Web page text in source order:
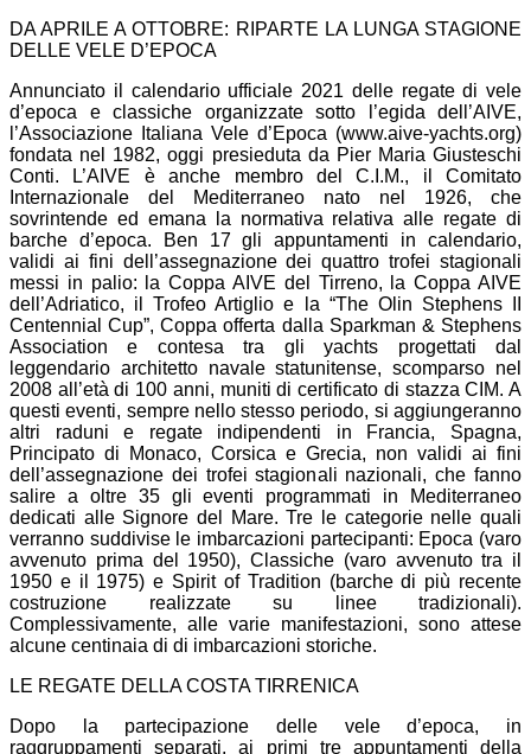
DA APRILE A OTTOBRE: RIPARTE LA LUNGA STAGIONE
DELLE VELE D’EPOCA
Annunciato il calendario ufficiale 2021 delle regate di vele
d’epoca e classiche organizzate sotto l’egida dell’AIVE,
l’Associazione Italiana Vele d’Epoca (www.aive-yachts.org)
fondata nel 1982, oggi presieduta da Pier Maria Giusteschi
Conti. L’AIVE è anche membro del C.I.M., il Comitato
Internazionale del Mediterraneo nato nel 1926, che
sovrintende ed emana la normativa relativa alle regate di
barche d’epoca. Ben 17 gli appuntamenti in calendario,
validi ai fini dell’assegnazione dei quattro trofei stagionali
messi in palio: la Coppa AIVE del Tirreno, la Coppa AIVE
dell’Adriatico, il Trofeo Artiglio e la “The Olin Stephens II
Centennial Cup”, Coppa offerta dalla Sparkman & Stephens
Association e contesa tra gli yachts progettati dal
leggendario architetto navale statunitense, scomparso nel
2008 all’età di 100 anni, muniti di certificato di stazza CIM. A
questi eventi, sempre nello stesso periodo, si aggiungeranno
altri raduni e regate indipendenti in Francia, Spagna,
Principato di Monaco, Corsica e Grecia, non validi ai fini
dell’assegnazione dei trofei stagionali nazionali, che fanno
salire a oltre 35 gli eventi programmati in Mediterraneo
dedicati alle Signore del Mare. Tre le categorie nelle quali
verranno suddivise le imbarcazioni partecipanti: Epoca (varo
avvenuto prima del 1950), Classiche (varo avvenuto tra il
1950 e il 1975) e Spirit of Tradition (barche di più recente
costruzione realizzate su linee tradizionali).
Complessivamente, alle varie manifestazioni, sono attese
alcune centinaia di di imbarcazioni storiche.
LE REGATE DELLA COSTA TIRRENICA
Dopo la partecipazione delle vele d’epoca, in
raggruppamenti separati, ai primi tre appuntamenti della